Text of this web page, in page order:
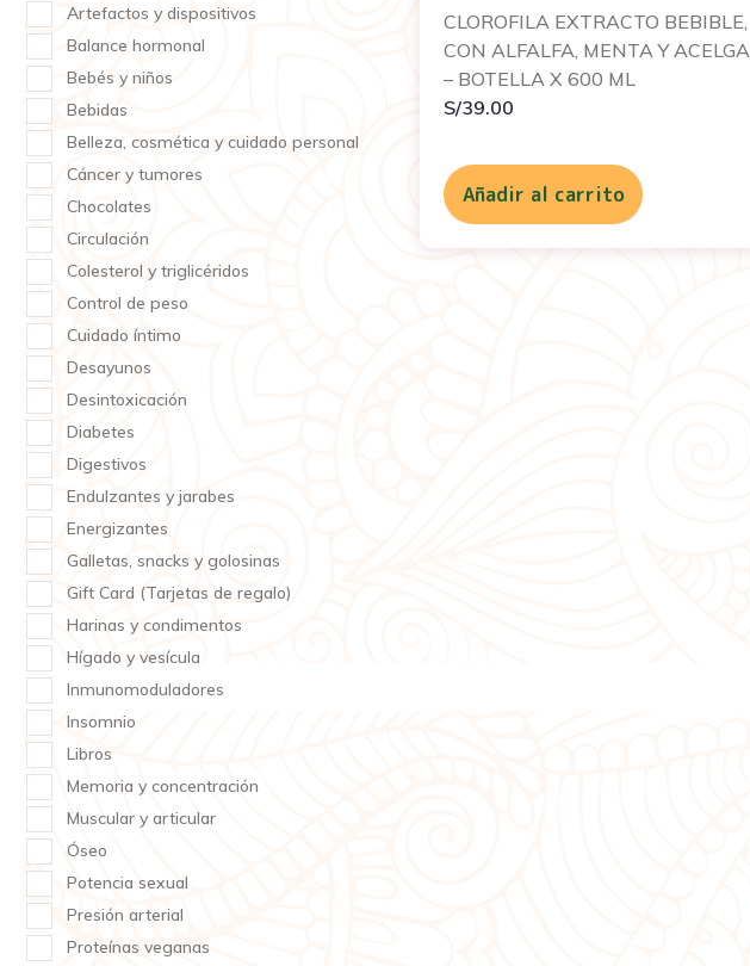
Artefactos y dispositivos
Balance hormonal
Bebés y niños
Bebidas
Belleza, cosmética y cuidado personal
Cáncer y tumores
Chocolates
Circulación
Colesterol y triglicéridos
Control de peso
Cuidado íntimo
Desayunos
Desintoxicación
Diabetes
Digestivos
Endulzantes y jarabes
Energizantes
Galletas, snacks y golosinas
Gift Card (Tarjetas de regalo)
Harinas y condimentos
Hígado y vesícula
Inmunomoduladores
Insomnio
Libros
Memoria y concentración
Muscular y articular
Óseo
Potencia sexual
Presión arterial
Proteínas veganas
CLOROFILA EXTRACTO BEBIBLE,
CON ALFALFA, MENTA Y ACELGA
– BOTELLA X 600 ML
S/39.00
Añadir al carrito